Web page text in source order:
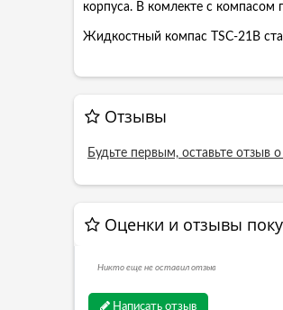
корпуса. В комлекте с компасом
Жидкостный компас TSC-21В
Отзывы
Будьте первым, оставьте отзыв
Оценки и отзывы
Никто еще не оставил отзыв
Написать отзыв